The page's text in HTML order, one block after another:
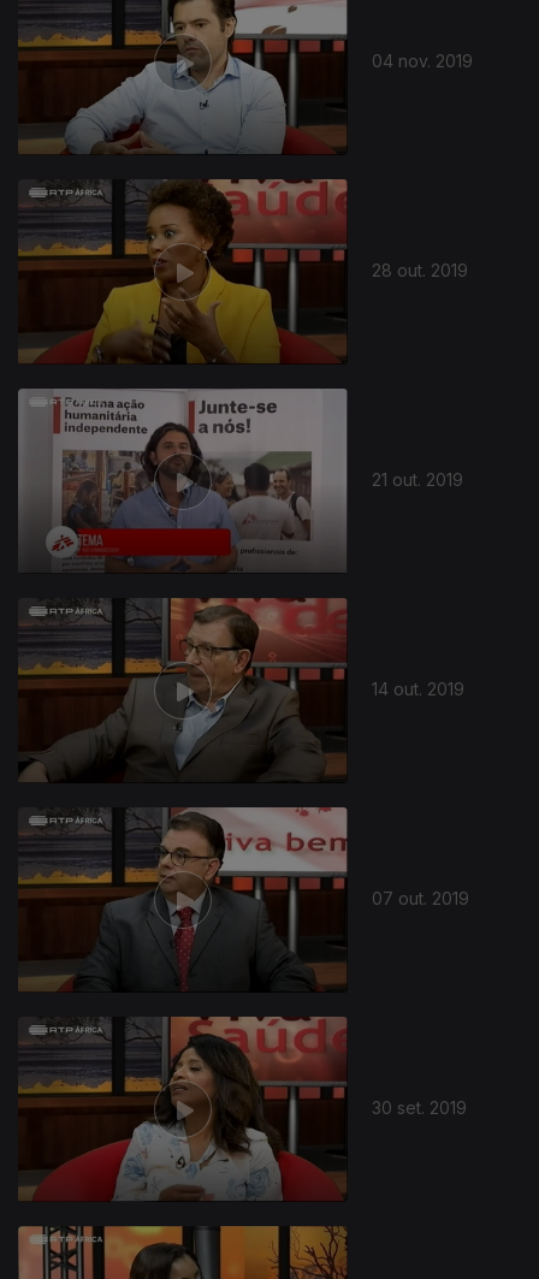
04 nov. 2019
28 out. 2019
21 out. 2019
14 out. 2019
433077
07 out. 2019
30 set. 2019